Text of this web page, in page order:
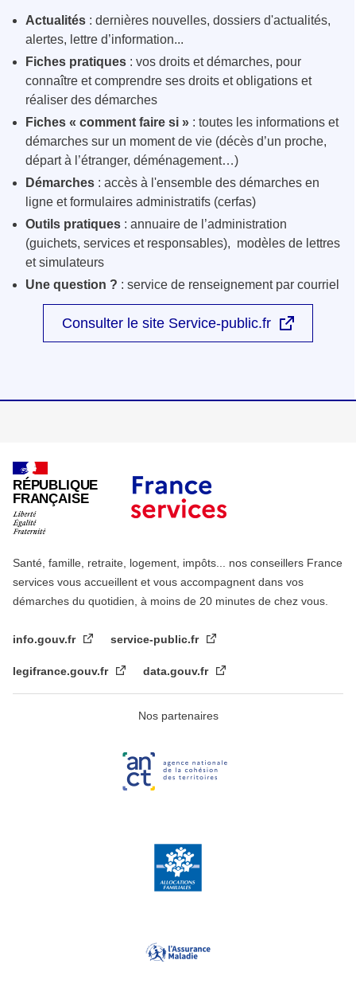
Actualités : dernières nouvelles, dossiers d'actualités,
alertes, lettre d’information...
Fiches pratiques : vos droits et démarches, pour
connaître et comprendre ses droits et obligations et
réaliser des démarches
Fiches « comment faire si » : toutes les informations et
démarches sur un moment de vie (décès d’un proche,
départ à l’étranger, déménagement…)
Démarches : accès à l'ensemble des démarches en
ligne et formulaires administratifs (cerfas)
Outils pratiques : annuaire de l’administration
(guichets, services et responsables), modèles de lettres
et simulateurs
Une question ? : service de renseignement par courriel
Consulter le site Service-public.fr
RÉPUBLIQUE
FRANÇAISE
Santé, famille, retraite, logement, impôts... nos conseillers France
services vous accueillent et vous accompagnent dans vos
démarches du quotidien, à moins de 20 minutes de chez vous.
info.gouv.fr service-public.fr
legifrance.gouv.fr data.gouv.fr
Nos partenaires